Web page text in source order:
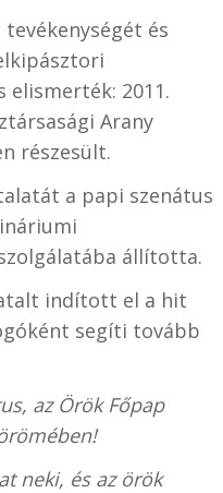
és
2011.
Arany
részesült.
a papi szenátus
állította.
indított el a hit
segíti tovább
az Örök Főpap
neki, és az örök